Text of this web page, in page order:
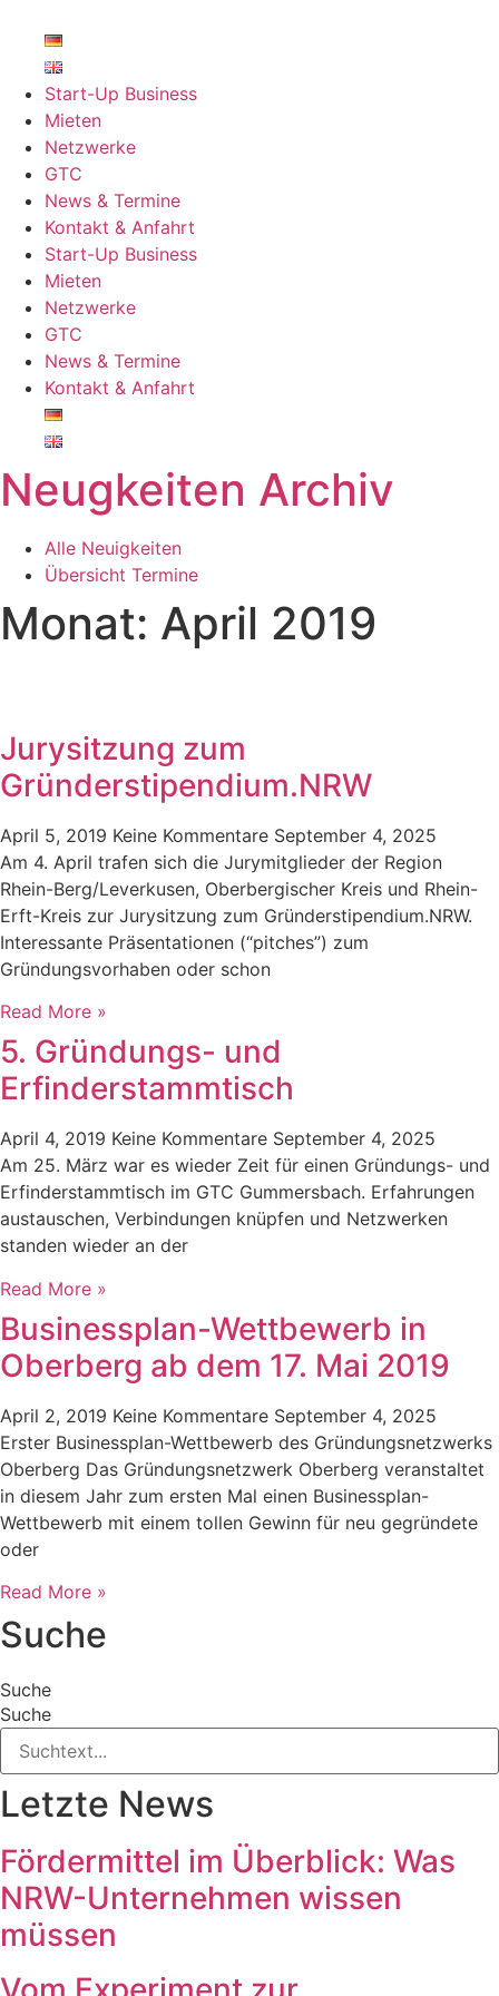
springen
Start-Up Business
Mieten
Netzwerke
GTC
News & Termine
Kontakt & Anfahrt
Start-Up Business
Mieten
Netzwerke
GTC
News & Termine
Kontakt & Anfahrt
Neugkeiten Archiv
Alle Neuigkeiten
Übersicht Termine
Monat: April 2019
Jurysitzung zum
Gründerstipendium.NRW
April 5, 2019 Keine Kommentare September 4, 2025
Am 4. April trafen sich die Jurymitglieder der Region
Rhein-Berg/Leverkusen, Oberbergischer Kreis und Rhein-
Erft-Kreis zur Jurysitzung zum Gründerstipendium.NRW.
Interessante Präsentationen (“pitches”) zum
Gründungsvorhaben oder schon
Read More »
5. Gründungs- und
Erfinderstammtisch
April 4, 2019 Keine Kommentare September 4, 2025
Am 25. März war es wieder Zeit für einen Gründungs- und
Erfinderstammtisch im GTC Gummersbach. Erfahrungen
austauschen, Verbindungen knüpfen und Netzwerken
standen wieder an der
Read More »
Businessplan-Wettbewerb in
Oberberg ab dem 17. Mai 2019
April 2, 2019 Keine Kommentare September 4, 2025
Erster Businessplan-Wettbewerb des Gründungsnetzwerks
Oberberg Das Gründungsnetzwerk Oberberg veranstaltet
in diesem Jahr zum ersten Mal einen Businessplan-
Wettbewerb mit einem tollen Gewinn für neu gegründete
oder
Read More »
Suche
Suche
Suche
Letzte News
Fördermittel im Überblick: Was
NRW-Unternehmen wissen
müssen